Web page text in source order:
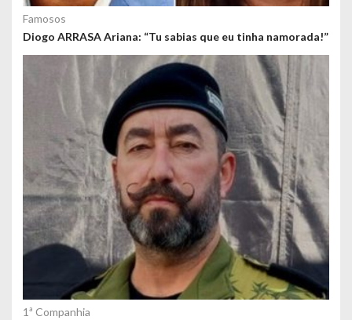
Famosos
Diogo ARRASA Ariana: “Tu sabias que eu tinha namorada!”
1ª Companhia